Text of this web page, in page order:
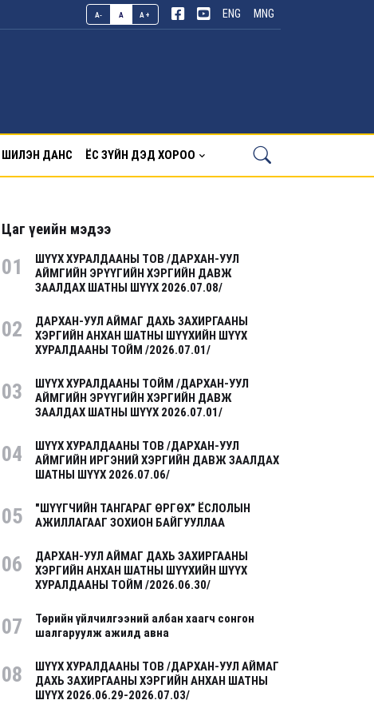
A- A A+ ENG MNG
ШИЛЭН ДАНС ЁС ЗҮЙН ДЭД ХОРОО
Цаг үеийн мэдээ
01
ШҮҮХ ХУРАЛДААНЫ ТОВ /ДАРХАН-УУЛ
АЙМГИЙН ЭРҮҮГИЙН ХЭРГИЙН ДАВЖ
ЗААЛДАХ ШАТНЫ ШҮҮХ 2026.07.08/
02
ДАРХАН-УУЛ АЙМАГ ДАХЬ ЗАХИРГААНЫ
ХЭРГИЙН АНХАН ШАТНЫ ШҮҮХИЙН ШҮҮХ
ХУРАЛДААНЫ ТОЙМ /2026.07.01/
03
ШҮҮХ ХУРАЛДААНЫ ТОЙМ /ДАРХАН-УУЛ
АЙМГИЙН ЭРҮҮГИЙН ХЭРГИЙН ДАВЖ
ЗААЛДАХ ШАТНЫ ШҮҮХ 2026.07.01/
04
ШҮҮХ ХУРАЛДААНЫ ТОВ /ДАРХАН-УУЛ
АЙМГИЙН ИРГЭНИЙ ХЭРГИЙН ДАВЖ ЗААЛДАХ
ШАТНЫ ШҮҮХ 2026.07.06/
05
"ШҮҮГЧИЙН ТАНГАРАГ ӨРГӨХ” ЁСЛОЛЫН
АЖИЛЛАГААГ ЗОХИОН БАЙГУУЛЛАА
06
ДАРХАН-УУЛ АЙМАГ ДАХЬ ЗАХИРГААНЫ
ХЭРГИЙН АНХАН ШАТНЫ ШҮҮХИЙН ШҮҮХ
ХУРАЛДААНЫ ТОЙМ /2026.06.30/
07
Төрийн үйлчилгээний албан хаагч сонгон
шалгаруулж ажилд авна
08
ШҮҮХ ХУРАЛДААНЫ ТОВ /ДАРХАН-УУЛ АЙМАГ
ДАХЬ ЗАХИРГААНЫ ХЭРГИЙН АНХАН ШАТНЫ
ШҮҮХ 2026.06.29-2026.07.03/